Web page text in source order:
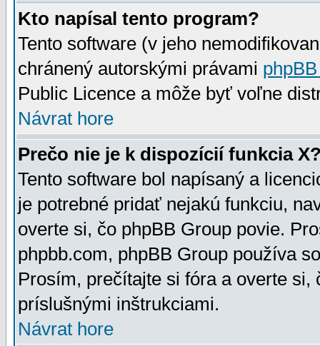
Kto napísal tento program?
Tento software (v jeho
chránený autorskými právami
Public Licence a môže byť voľne
Návrat hore
Prečo nie je k dispozícií funkcia
Tento software bol napísaný a
je potrebné pridať nejakú funkciu,
overte si, čo phpBB Group povie.
phpbb.com, phpBB Group používa
Prosím, prečítajte si fóra a overte
príslušnými inštrukciami.
Návrat hore